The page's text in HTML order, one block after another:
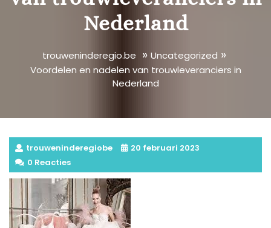
Nederland
trouweninderegio.be » Uncategorized »
Voordelen en nadelen van trouwleveranciers in
Nederland
trouweninderegiobe
20 februari 2023
0 Reacties